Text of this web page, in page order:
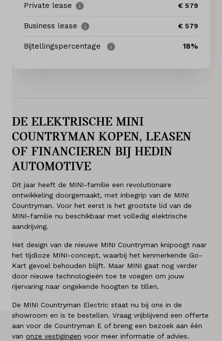
Acties
Vacatures
Vergelijken
Vestigingen
Merken
Diensten
Over ons
Kennis & advies
Land
Nederland
Taal
Private lease € 579
Business lease € 579
Bijtellingspercentage 18%
DE ELEKTRISCHE MINI
COUNTRYMAN KOPEN, LEASEN
OF FINANCIEREN BIJ HEDIN
AUTOMOTIVE
Dit jaar heeft de MINI-familie een revolutionaire
ontwikkeling doorgemaakt, met inbegrip van de MINI
Countryman. Voor het eerst is het grootste lid van de
MINI-familie nu beschikbaar met volledig elektrische
aandrijving.
Het design van de nieuwe MINI Countryman knipoogt naar
het tijdloze MINI-concept, waarbij het kenmerkende Go-
Kart gevoel behouden blijft. Maar MINI gaat nog verder
door nieuwe technologieën toe te voegen om jouw
rijervaring naar ongekende hoogten te tillen.
De MINI Countryman Electric staat nu bij ons in de
showroom en is te bestellen. Vraag vrijblijvend een offerte
aan voor de Countryman E of breng een bezoek aan één
van onze vestigingen voor meer informatie of advies.